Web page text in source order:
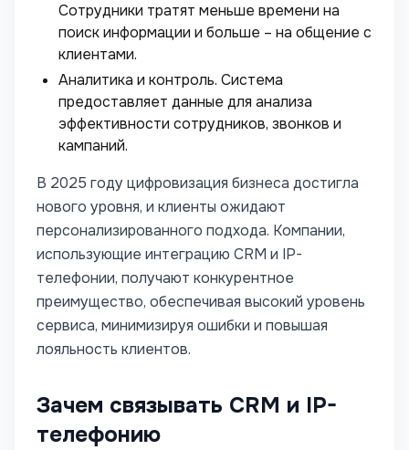
Сотрудники тратят меньше времени на
поиск информации и больше – на общение с
клиентами.
Аналитика и контроль. Система
предоставляет данные для анализа
эффективности сотрудников, звонков и
кампаний.
В 2025 году цифровизация бизнеса достигла
нового уровня, и клиенты ожидают
персонализированного подхода. Компании,
использующие интеграцию CRM и IP-
телефонии, получают конкурентное
преимущество, обеспечивая высокий уровень
сервиса, минимизируя ошибки и повышая
лояльность клиентов.
Зачем связывать CRM и IP-
телефонию